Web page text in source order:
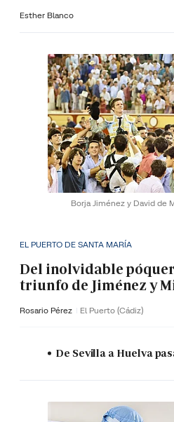
Esther Blanco
Borja Jiménez y David de
EL PUERTO DE SANTA MARÍA
Del inolvidable
triunfo de Jiménez y
Rosario Pérez El Puerto (Cádiz)
De Sevilla a Huelva